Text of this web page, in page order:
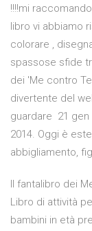
!!!!mi
libro vi abbiamo
colorare ,
spassose sfide
dei 'Me contro
divertente del
guardare 21 gen
2014. Oggi è
abbigliamento,
Il fantalibro dei
Libro di attività
bambini in età